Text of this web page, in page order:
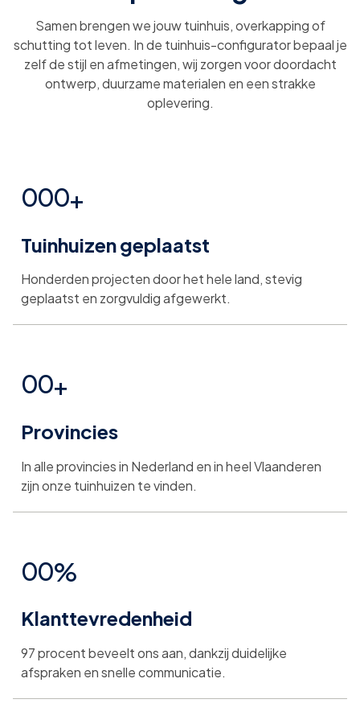
Samen brengen we jouw tuinhuis, overkapping of
schutting tot leven. In de tuinhuis-configurator bepaal je
zelf de stijl en afmetingen, wij zorgen voor doordacht
ontwerp, duurzame materialen en een strakke
oplevering.
0
1
2
5
6
7
8
9
0
1
2
5
6
7
8
9
0
1
2
5
6
7
8
9
+
Tuinhuizen geplaatst
Honderden projecten door het hele land, stevig
geplaatst en zorgvuldig afgewerkt.
0
1
2
5
6
0
1
2
5
6
+
Provincies
In alle provincies in Nederland en in heel Vlaanderen
zijn onze tuinhuizen te vinden.
0
1
2
0
1
2
%
Klanttevredenheid
97 procent beveelt ons aan, dankzij duidelijke
afspraken en snelle communicatie.